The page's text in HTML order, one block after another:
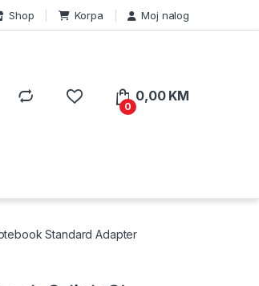
Shop Korpa Moj nalog
0
0,00 KM
Standard Adapter